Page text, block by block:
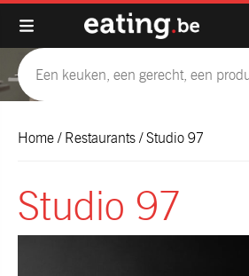
Home / Restaurants /Studio 97
Studio 97